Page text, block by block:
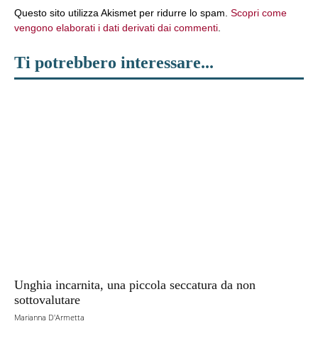
Questo sito utilizza Akismet per ridurre lo spam. Scopri come
vengono elaborati i dati derivati dai commenti
Ti potrebbero interessare...
Unghia incarnita, una piccola seccatura da non
sottovalutare
Marianna D'Armetta